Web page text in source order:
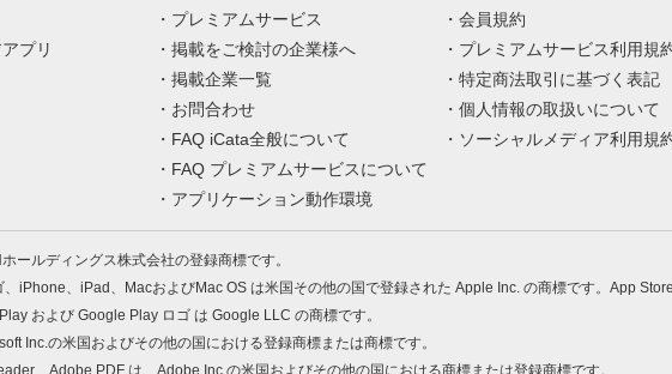
プリ
プレミアムサービス
掲載をご検討の企業様へ
掲載企業一覧
お問合わせ
FAQ iCata全般について
FAQ プレミアムサービスについて
アプリケーション動作環境
会員規約
プレミアムサービス利用規
特定商法取引に基づく表記
個人情報の取扱いについて
ソーシャルメディア利用規
ールディングス株式会社の登録商標です。
iPhone、iPad、MacおよびMac OS は米国その他の国で登録された Apple Inc. の商標です。App
および Google Play ロゴ は Google LLC の商標です。
Inc.の米国およびその他の国における登録商標または商標です。
、Adobe PDF は、Adobe Inc.の米国およびその他の国における商標または登録商標です。